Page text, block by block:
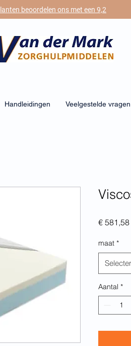
beoordelen ons met een 9,2
Handleidingen Veelgestelde vragen
€ 581,58
maat *
Aantal *